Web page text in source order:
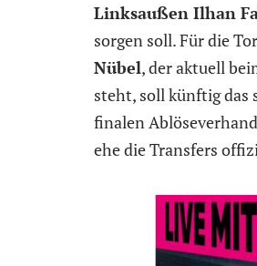
Linksaußen Ilhan
sorgen soll. Für die
Nübel, der aktuell
steht, soll künftig das
finalen
ehe die Transfers